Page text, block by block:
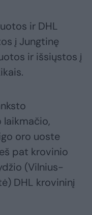
ir DHL
į Jungtinę
ir išsiųstos į
oro uoste
pat krovinio
(Vilnius-
DHL krovininį